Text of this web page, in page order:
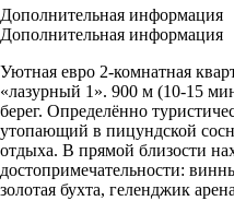
Дополнительная информация
Дополнительная информация
Уютная евро 2-комнатная
«лазурный 1». 900 м (10-15
берег. Определённо
утопающий в пицундской
отдыха. В прямой близости
достопримечательности:
золотая бухта, геленджик